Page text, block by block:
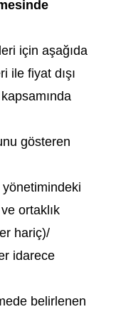
için aşağıda
ile fiyat dışı
gösteren
ortaklık
hariç)/
idarece
belirlenen